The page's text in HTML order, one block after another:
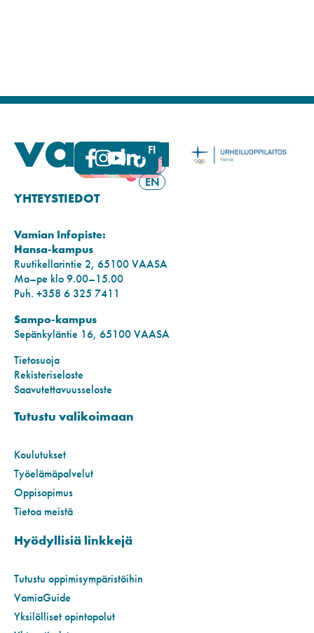
FI
SV
EN
YHTEYSTIEDOT
Vamian Infopiste:
Hansa-kampus
Ruutikellarintie 2, 65100 VAASA
Ma–pe klo 9.00–15.00
Puh. +358 6 325 7411
Sampo-kampus
Sepänkyläntie 16, 65100 VAASA
Tietosuoja
Rekisteriseloste
Saavutettavuusseloste
Tutustu valikoimaan
Koulutukset
Työelämäpalvelut
Oppisopimus
Tietoa meistä
Hyödyllisiä linkkejä
Tutustu oppimisympäristöihin
VamiaGuide
Yksilölliset opintopolut